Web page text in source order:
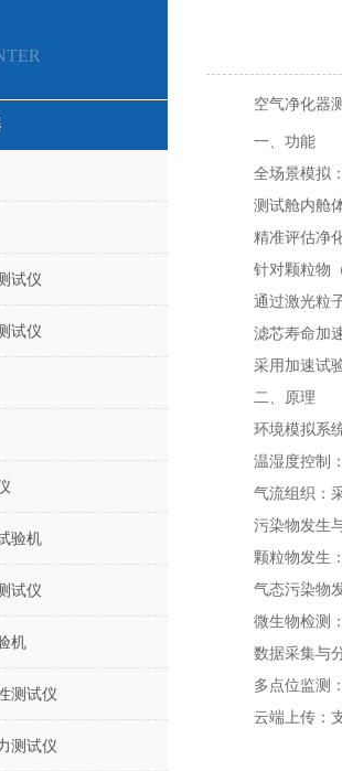
试仪
试仪
验机
试仪
机
测试仪
测试仪
空气净化器
一、功能
全场景模拟
测试舱内舱
精准评估净
针对颗粒物
通过激光粒
滤芯寿命加
采用加速试
二、原理
环境模拟系
温湿度控制
气流组织：
污染物发生
颗粒物发生
气态污染物
微生物检测
数据采集与
多点位监测
云端上传：